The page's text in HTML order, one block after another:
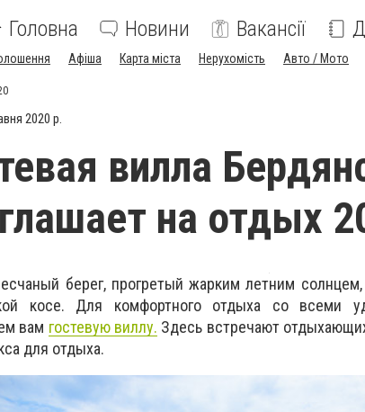
Головна Новини Вакансії
Афіша Карта міста Нерухомість Авто / Мото
2020 р.
вилла
на отдых
берег, прогретый жарким летним
косе. Для комфортного отдыха со всеми
вам гостевую виллу. Здесь встречают
для отдыха.